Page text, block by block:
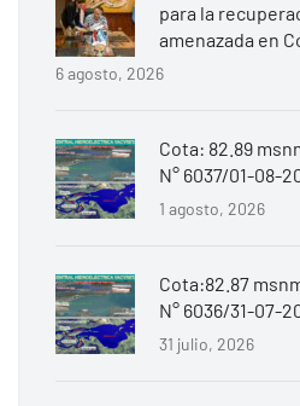
para la
amenazada en
6 agosto, 2026
Cota: 82.89
N° 6037/01-08-
1 agosto, 2026
Cota:82.87
N° 6036/31-07-
31 julio, 2026